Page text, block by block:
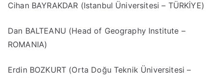
Cihan BAYRAKDAR (Istanbul Üniversitesi – TÜRKİYE)
Dan BALTEANU (Head of Geography Institute –
ROMANIA)
Erdin BOZKURT (Orta Doğu Teknik Üniversitesi –